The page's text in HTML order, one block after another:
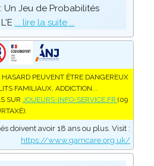
Un Jeu de Probabilités
... lire la suite ...
HASARD PEUVENT ÊTRE DANGEREUX
FAMILIAUX, ADDICTION...
SUR JOUEURS-INFO-SERVICE.FR (09
doivent avoir 18 ans ou plus. Visit :
https://www.gamcare.org.uk/